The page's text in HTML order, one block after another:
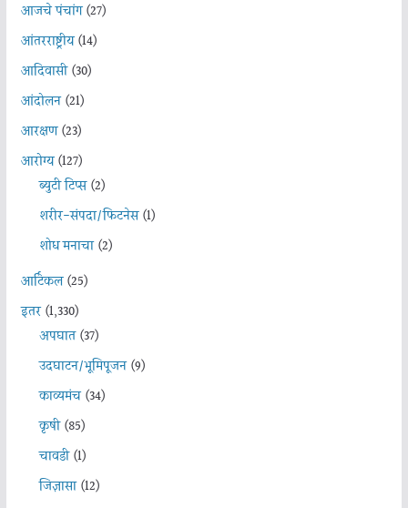
आजचे पंचांग(27)
आंतरराष्ट्रीय(14)
आदिवासी(30)
आंदोलन(21)
आरक्षण(23)
आरोग्य(127)
ब्युटी टिप्स(2)
शरीर-संपदा/फिटनेस(1)
शोध मनाचा(2)
आर्टिकल(25)
इतर(1,330)
अपघात(37)
उदघाटन/भूमिपूजन(9)
काव्यमंच(34)
कृषी(85)
चावडी(1)
जिज्ञासा(12)